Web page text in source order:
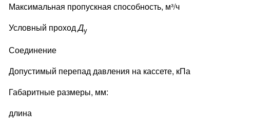
Максимальная пропускная способность, м³/ч
Условный проходДу
Соединение
Допустимый перепад давления на кассете, кПа
Габаритные размеры, мм:
длина